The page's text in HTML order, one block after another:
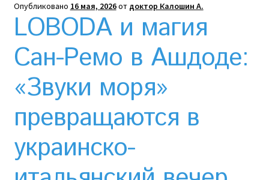
Корзина
Мой аккаунт
Необычный союз NAnews и Nikk.Agency
Отзывы про Клексан
Оформление заказа
Опубликовано 16 мая, 2026от доктор Калошин А.
LOBODA и магия
Сан-Ремо в Ашдоде:
«Звуки моря»
превращаются в
украинско-